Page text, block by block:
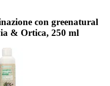
con greenatural
& Ortica, 250 ml